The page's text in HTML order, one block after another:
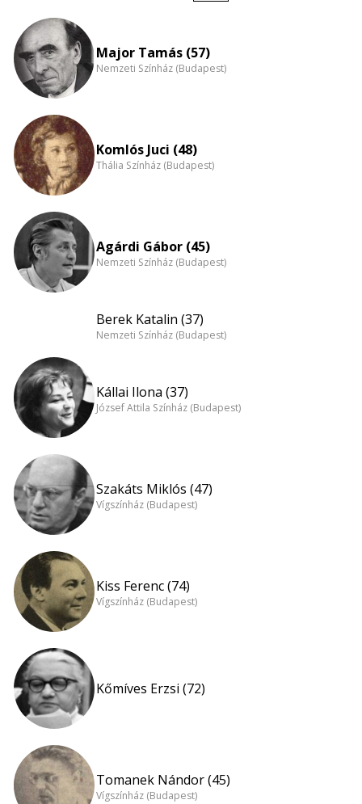
nagyítása
Major Tamás (57)
Nemzeti Színház (Budapest)
Komlós Juci (48)
Thália Színház (Budapest)
Agárdi Gábor (45)
Nemzeti Színház (Budapest)
Berek Katalin (37)
Nemzeti Színház (Budapest)
Kállai Ilona (37)
József Attila Színház (Budapest)
Szakáts Miklós (47)
Vígszínház (Budapest)
Kiss Ferenc (74)
Vígszínház (Budapest)
Kőmíves Erzsi (72)
Tomanek Nándor (45)
Vígszínház (Budapest)